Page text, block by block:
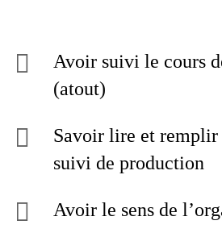
Avoir suivi le cours
(atout)
Savoir lire et remplir
suivi de production
Avoir le sens de